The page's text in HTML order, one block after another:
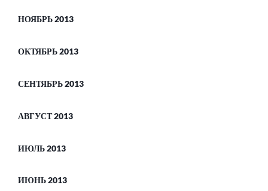
НОЯБРЬ 2013
ОКТЯБРЬ 2013
СЕНТЯБРЬ 2013
АВГУСТ 2013
ИЮЛЬ 2013
ИЮНЬ 2013